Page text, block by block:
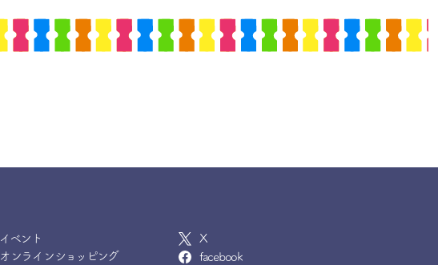
イベント
オンラインショッピング
X
facebook